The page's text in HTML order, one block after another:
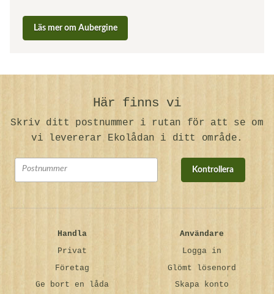
Läs mer om Aubergine
Här finns vi
Skriv ditt postnummer i rutan för att se om
vi levererar Ekolådan i ditt område.
Kontrollera
Handla
Privat
Företag
Ge bort en låda
Användare
Logga in
Glömt lösenord
Skapa konto